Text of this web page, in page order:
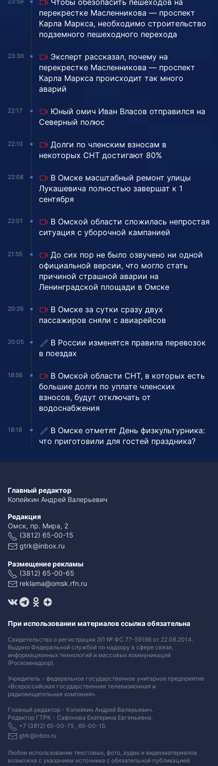
Чтобы обезопасить пешеходов на
перекрестке Масленникова — проспект
Карла Маркса, необходимо строительство
подземного пешеходного перехода
23:36
Эксперт рассказал, почему на
перекрестке Масленникова — проспект
Карла Маркса происходит так много
аварий
22:17
Юный омич Иван Власов отправился на
Северный полюс
22:10
Долги по членским взносам в
некоторых СНТ достигают 80%
22:08
В Омске масштабный ремонт улицы
Лукашевича полностью завершат к 1
сентября
22:01
В Омской области сложилась непростая
ситуация с уборочной кампанией
21:55
До сих пор не было озвучено ни одной
официальной версии, что могло стать
причиной страшной аварии на
Ленинградской площади в Омске
20:26
В Омске за сутки сразу двух
пассажиров сняли с авиарейсов
20:05
В России изменятся правила перевозок
в поездах
18:56
В Омской области СНТ, в которых есть
большие долги по уплате членских
взносов, будут отключать от
водоснабжения
18:18
В Омске отметят День физкультурника:
что приготовили для гостей праздника?
Главный редактор
Копейкин Андрей Валерьевич
Редакция
Омск, пр. Мира, 2
(3812) 65-00-15
gtrk@inbox.ru
Размещение рекламы
(3812) 65-00-65
reklama@omsk.rfn.ru
При использовании материалов ссылка обязательна
Свидетельство о регистрации ЭЛ № ФС 77-59166 от 22.08.2014.
Выдано Федеральной службой по надзору в сфере связи,
информационных технологий и массовых коммуникаций
(Роскомнадзор).
Учредитель - федеральное государственное унитарное предприятие
«Всероссийская государственная телевизионная и
радиовещательная компания».
Главный редактор - Копейкин Андрей Валерьевич.
Редактор ГТРК - Сафонова Екатерина Евгеньевна.
+7 (3812) 65-00-75 , 65-00-15.
gtrk@inbox.ru
Любое использование текстовых, фото, аудио и видеоматериалов
возможна с указанием источника с обязательной публикацией